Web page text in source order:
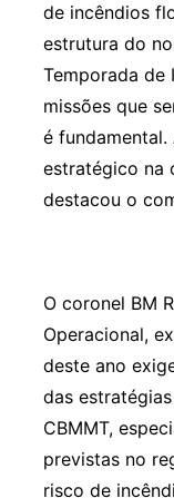
de incêndios
estrutura do
Temporada de
missões que
é fundamental.
estratégico na
destacou o
O coronel BM
Operacional,
deste ano
das
CBMMT,
previstas no
risco de